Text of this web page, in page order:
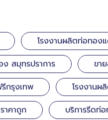
โรงงานผลิตท่อทอง
ง สมุทรปราการ
ขา
กรุงเทพ
โรงงานผ
าคาถูก
บริการรีดท่